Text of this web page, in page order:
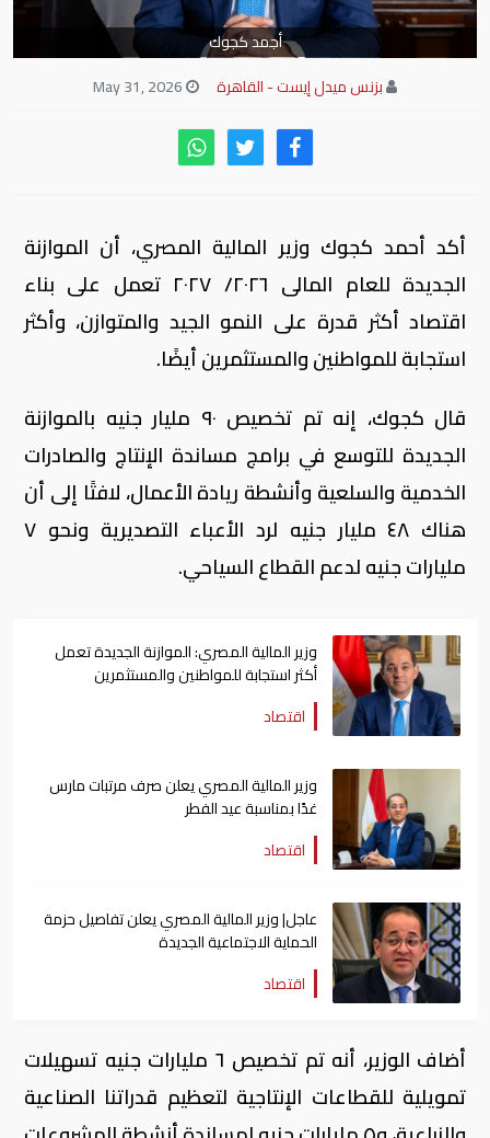
أجمد كجوك
بزنس ميدل إيست - القاهرة
أكد أحمد كجوك وزير المالية المصري، أن الموازنة
الجديدة للعام المالى ٢٠٢٦/ ٢٠٢٧ تعمل على بناء
اقتصاد أكثر قدرة على النمو الجيد والمتوازن، وأكثر
استجابة للمواطنين والمستثمرين أيضًا.
قال كجوك، إنه تم تخصيص ٩٠ مليار جنيه بالموازنة
الجديدة للتوسع في برامج مساندة الإنتاج والصادرات
الخدمية والسلعية وأنشطة ريادة الأعمال، لافتًا إلى أن
هناك ٤٨ مليار جنيه لرد الأعباء التصديرية ونحو ٧
مليارات جنيه لدعم القطاع السياحي.
وزير المالية المصري: الموازنة الجديدة تعمل
أكثر استجابة للمواطنين والمستثمرين
اقتصاد
وزير المالية المصري يعلن صرف مرتبات مارس
غدًا بمناسبة عيد الفطر
اقتصاد
عاجل| وزير المالية المصري يعلن تفاصيل حزمة
الحماية الاجتماعية الجديدة
اقتصاد
أضاف الوزير، أنه تم تخصيص ٦ مليارات جنيه تسهيلات
تمويلية للقطاعات الإنتاجية لتعظيم قدراتنا الصناعية